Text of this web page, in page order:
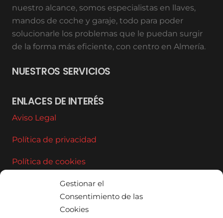
Gestionar el
Consentimiento de las
Cookies
nuestro alcance, somos especialistas en llaves,
mandos de coche y garaje, todo para poder
solucionarle los problemas que le puedan surgir
de la forma más eficiente, con centro en Almería.
NUESTROS SERVICIOS
ENLACES DE INTERÉS
Aviso Legal
Política de privacidad
Política de cookies
CONTACTO